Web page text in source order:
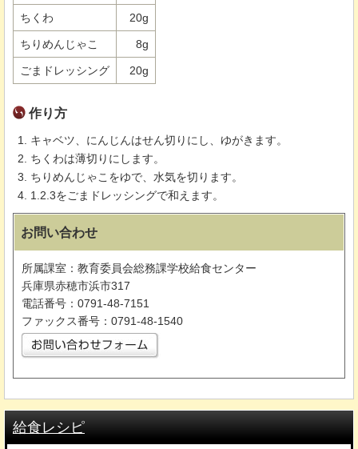
ちくわ 20g
ちりめんじゃこ 8g
ごまドレッシング 20g
作り方
キャベツ、にんじんはせん切りにし、ゆがきます。
ちくわは薄切りにします。
ちりめんじゃこをゆで、水気を切ります。
1.2.3をごまドレッシングで和えます。
お問い合わせ
所属課室：教育委員会総務課学校給食センター
兵庫県赤穂市浜市317
電話番号：0791-48-7151
ファックス番号：0791-48-1540
給食レシピ